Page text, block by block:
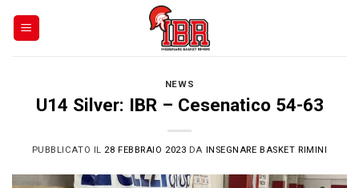
NEWS
U14 Silver: IBR – Cesenatico 54-63
PUBBLICATO IL 28 FEBBRAIO 2023 DA INSEGNARE BASKET RIMINI